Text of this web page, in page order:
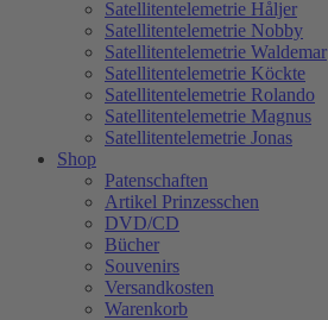
Satellitentelemetrie Håljer
Satellitentelemetrie Nobby
Satellitentelemetrie Waldemar
Satellitentelemetrie Köckte
Satellitentelemetrie Rolando
Satellitentelemetrie Magnus
Satellitentelemetrie Jonas
Shop
Patenschaften
Artikel Prinzesschen
DVD/CD
Bücher
Souvenirs
Versandkosten
Warenkorb